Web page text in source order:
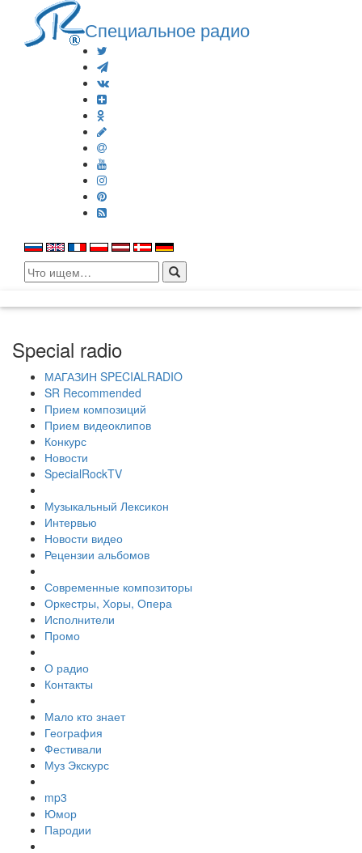
Специальное радио
Search
for:
Special radio
МАГАЗИН SPECIALRADIO
SR Recommended
Прием композиций
Прием видеоклипов
Конкурс
Новости
SpecialRockTV
Музыкальный Лексикон
Интервью
Новости видео
Рецензии альбомов
Современные композиторы
Оркестры, Хоры, Опера
Исполнители
Промо
О радио
Контакты
Мало кто знает
География
Фестивали
Муз Экскурс
mp3
Юмор
Пародии